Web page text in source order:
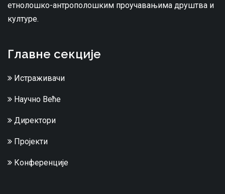
етнолошко-антрополошким проучавањима друштва и
културе.
Главне секције
Истраживачи
Научно Веће
Директори
Пројекти
Конференције